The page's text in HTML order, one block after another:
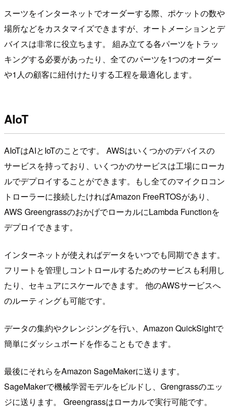
スーツをインターネットでオーダーする際、ポケットの数や
場所などをカスタマイズできますが、オートメーションとデ
バイスは非常に役立ちます。 組み立てる各パーツをトラッ
キングする必要があったり、全てのパーツを1つのオーダー
や1人の顧客に紐付けたりする工程を最適化します。
AIoT
AIoTはAIとIoTのことです。 AWSはいくつかのデバイスの
サービスを持っており、いくつかのサービスは工場にローカ
ルでデプロイすることができます。もし全てのマイクロコン
トローラーに接続したければAmazon FreeRTOSがあり、
AWS GreengrassのおかげでローカルにLambda Functionを
デプロイできます。
インターネットが使えればデータをいつでも同期できます。
フリートを管理しコントロールするためのサービスも利用し
たり、セキュアにスケールできます。 他のAWSサービスへ
のルーティングも可能です。
データの集約やクレンジングを行い、Amazon QuickSightで
簡単にダッシュボードを作ることもできます。
最後にそれらをAmazon SageMakerに送ります。
SageMakerで機械学習モデルをビルドし、Grengrassのエッ
ジに送ります。 Greengrassはローカルで実行可能です。